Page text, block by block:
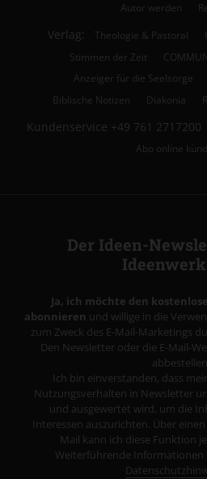
Autor werden
Verlag: Theologie & Pastoral
Stimmen der Zeit
Anzeiger für die Seelsorge
Biblische Notizen
Diakonia
Kundenservice +49 761 2717200
Abo online
Der Ideen-
Ja, ich möchte den
abonnieren und willige in die
zum Zweck des E-Mail-Marketings
Den Newsletter oder die E-Mail-
Ich bin einverstanden, dass
Nutzungsverhalten in Newsletter
und ausgewertet wird, um die
Interessen auszurichten. Über
Mail kann ich diese Funktion
Weiterführende Informationen